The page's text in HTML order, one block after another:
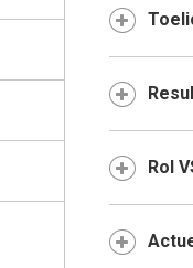
Rol